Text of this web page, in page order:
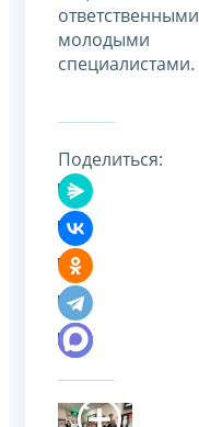
ответственными
молодыми
специалистами.
Поделиться: